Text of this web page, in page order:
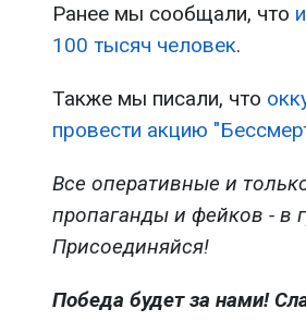
Ранее мы сообщали, что
100 тысяч человек.
Также мы писали, что
провести акцию
Все оперативные и
пропаганды и фейков - в
Присоединяйся!
Победа будет за нами!